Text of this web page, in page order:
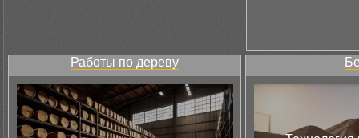
Работы по дереву